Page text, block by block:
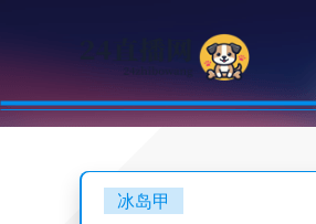
冰岛甲